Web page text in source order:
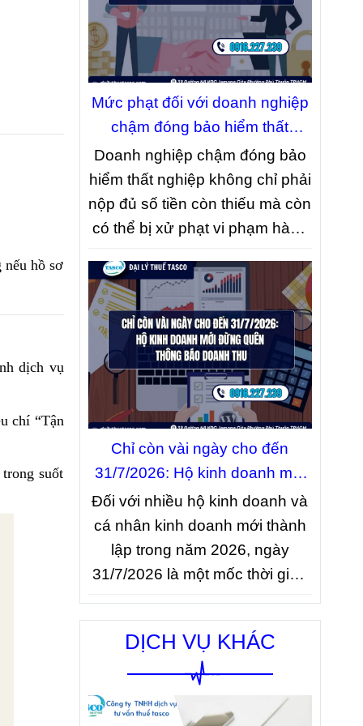
nếu hồ sơ
dịch vụ
chí “Tận
suốt
Mức phạt đối với doanh nghiệp
chậm đóng bảo hiểm thất
nghiệp năm 2026
Doanh nghiệp chậm đóng bảo
hiểm thất nghiệp không chỉ phải
nộp đủ số tiền còn thiếu mà còn
có thể bị xử phạt vi phạm hành
tiền tính theo số ngày chậm
đóng. Đây là một trong những
quy định mới được Chính phủ
ban hành tạiNghị định
283/2026/NĐ-CP, có hiệu lực từ
10/9/2026.
Chỉ còn vài ngày cho đến
31/7/2026: Hộ kinh doanh mới
đừng quên thông báo doanh
thu
Đối với nhiều hộ kinh doanh và
cá nhân kinh doanh mới thành
lập trong năm 2026, ngày
31/7/2026 là một mốc thời gian
quan trọng về nghĩa vụ thuế.
Nếu bắt đầu hoạt động trong 06
tháng đầu năm 2026 và thuộc
diện có doanh thu thực tế từ 01
tỷ đồng trở xuống, người nộp
thuế phải hoàn thành việc
DỊCH VỤ KHÁC